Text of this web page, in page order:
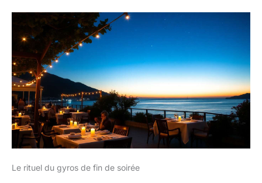
Le rituel du gyros de fin de soirée